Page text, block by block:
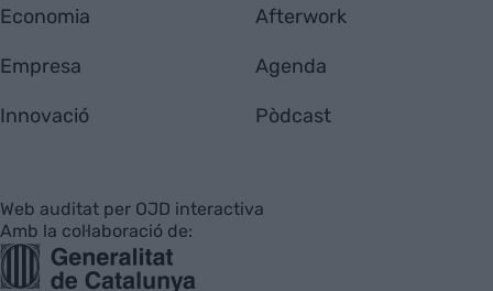
Economia
Empresa
Innovació
Afterwork
Agenda
Pòdcast
Web auditat per OJD interactiva
Amb la col·laboració de: